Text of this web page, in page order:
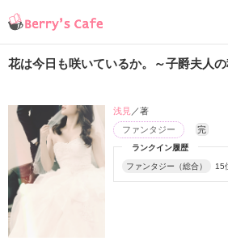
花は今日も咲いているか。～子爵夫人
ランクイン履歴
ファンタジー（総合） 15
ファンタジー 完
浅見 ／著